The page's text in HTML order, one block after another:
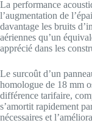
La performance
l’augmentation de
davantage les bruits
aériennes qu’un
apprécié dans les
Le surcoût d’un
homologue de 18 mm
différence tarifaire,
s’amortit rapidement
nécessaires et